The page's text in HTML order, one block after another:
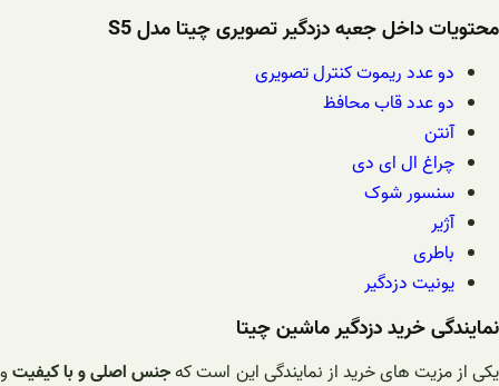
محتویات داخل جعبه دزدگیر تصویری چیتا مدل S5
دو عدد ریموت کنترل تصویری
دو عدد قاب محافظ
آنتن
چراغ ال ای دی
سنسور شوک
آژیر
باطری
یونیت دزدگیر
نمایندگی خرید دزدگیر ماشین چیتا
یکی از مزیت های خرید از نمایندگی این است کهجنس اصلی و با کیفیتو